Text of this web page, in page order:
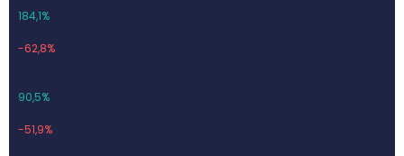
184,1%
-62,8%
90,5%
-51,9%